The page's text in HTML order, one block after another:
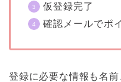
仮登録完了
確認メールでポ
登録に必要な情報も名